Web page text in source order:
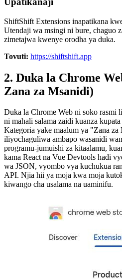
ShiftShift Extensions inapatikana
Utendaji wa msingi ni bure, chaguo
zimetajwa kwenye orodha ya duka.
Tovuti: https://shiftshift.app
2. Duka la Chrome
Zana za Msanidi)
Duka la Chrome Web ni soko rasmi
ni mahali salama zaidi kuanza
Kategoria yake maalum ya "Zana
iliyochaguliwa ambapo wasanidi
programu-jumuishi za kitaalamu,
kama React na Vue Devtools hadi
wa JSON, vyombo vya kuchukua
API. Njia hii ya moja kwa moja
kiwango cha usalama na uaminifu.